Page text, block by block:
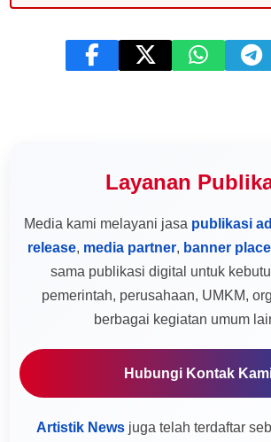
Layanan
Media kami melayani jasa publikasi
release, media partner, banner
sama publikasi digital untuk
pemerintah, perusahaan, UMKM,
berbagai kegiatan umum
Hubungi Kontak
Artistik Newsjuga telah terdaftar